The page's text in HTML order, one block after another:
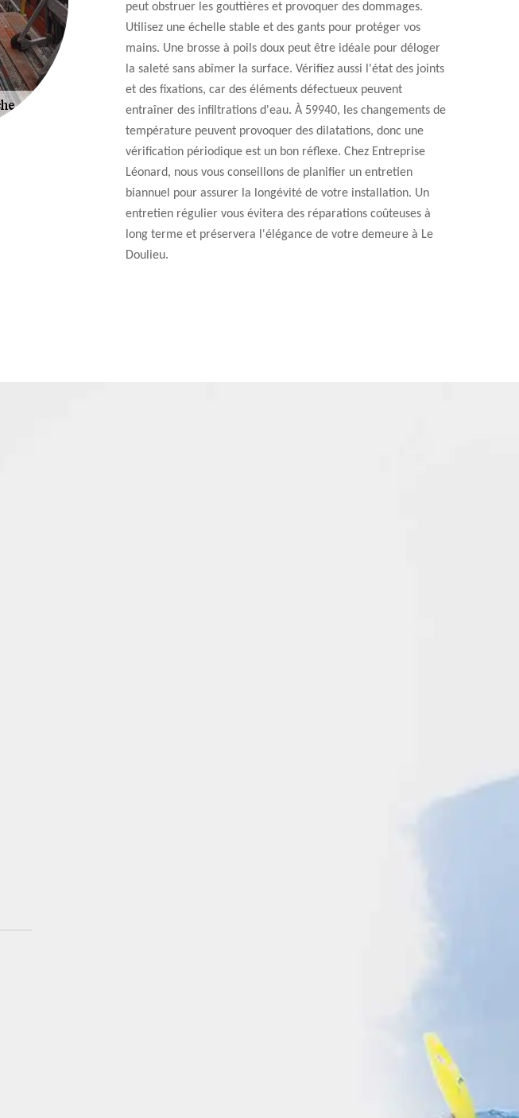
peut obstruer les gouttières et provoquer des dommages.
Utilisez une échelle stable et des gants pour protéger vos
mains. Une brosse à poils doux peut être idéale pour déloger
la saleté sans abîmer la surface. Vérifiez aussi l'état des joints
et des fixations, car des éléments défectueux peuvent
entraîner des infiltrations d'eau. À 59940, les changements de
température peuvent provoquer des dilatations, donc une
vérification périodique est un bon réflexe. Chez Entreprise
Léonard, nous vous conseillons de planifier un entretien
biannuel pour assurer la longévité de votre installation. Un
entretien régulier vous évitera des réparations coûteuses à
long terme et préservera l'élégance de votre demeure à Le
Doulieu.